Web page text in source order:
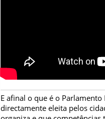
E afinal o que é o
directamente eleita pelos